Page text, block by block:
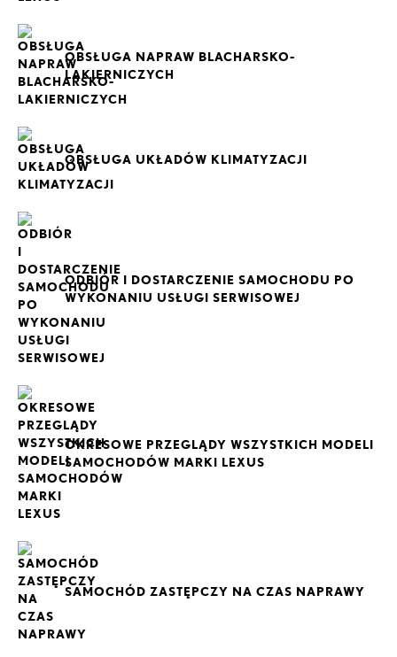
OBSŁUGA NAPRAW BLACHARSKO-
LAKIERNICZYCH
OBSŁUGA UKŁADÓW KLIMATYZACJI
ODBIÓR I DOSTARCZENIE SAMOCHODU PO
WYKONANIU USŁUGI SERWISOWEJ
OKRESOWE PRZEGLĄDY WSZYSTKICH MODELI
SAMOCHODÓW MARKI LEXUS
SAMOCHÓD ZASTĘPCZY NA CZAS NAPRAWY